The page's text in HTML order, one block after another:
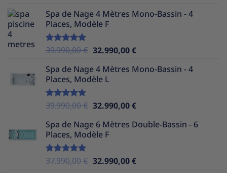
initial
était :
actuel
Spa de Nage 4 Mètres Mono-Bassin - 4
Places, Modèle F
Note5.00
39.990,00€ Le
initial
était :
32.990,00€Le
actuel
Spa de Nage 4 Mètres Mono-Bassin - 4
Places, Modèle L
Note5.00
39.990,00€ Le
initial
était :
32.990,00€Le
actuel
Spa de Nage 6 Mètres Double-Bassin - 6
Places, Modèle F
Note5.00
37.990,00€ Le
32.990,00€Le